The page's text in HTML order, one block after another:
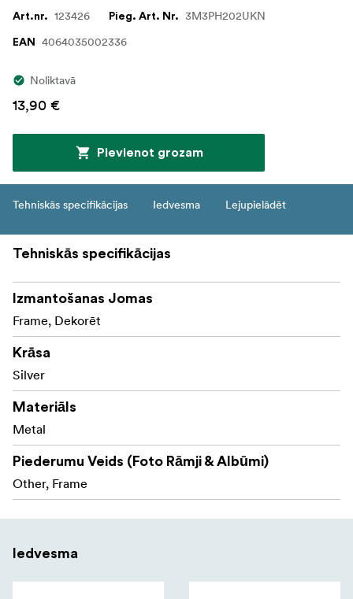
Art.nr. 123426 Pieg. Art. Nr. 3M3PH202UKN
EAN 4064035002336
Noliktavā
13,90 €
Pievienot grozam
Tehniskās specifikācijas Iedvesma Lejupielādēt
Tehniskās specifikācijas
Izmantošanas Jomas
Frame, Dekorēt
Krāsa
Silver
Materiāls
Metal
Piederumu Veids (Foto Rāmji & Albūmi)
Other, Frame
Iedvesma